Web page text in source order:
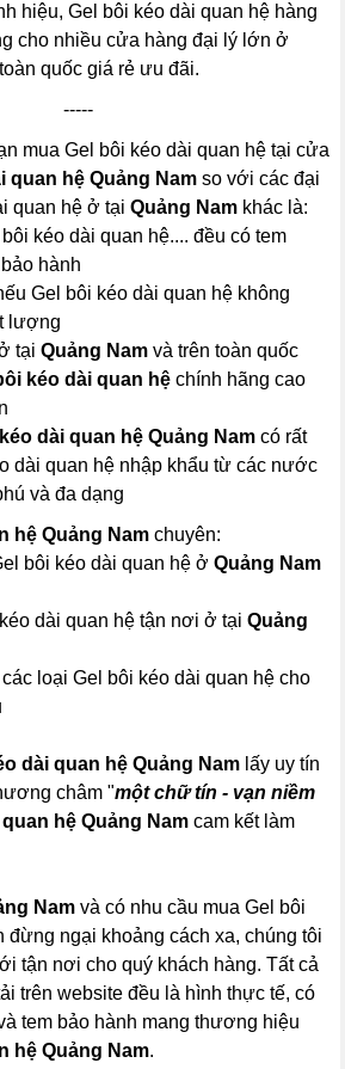
hiệu, Gel bôi kéo dài quan hệ hàng
cho nhiều cửa hàng đại lý lớn ở
quốc giá rẻ ưu đãi.
-----
mua Gel bôi kéo dài quan hệ tại cửa
quan hệ Quảng Nam so với các đại
quan hệ ở tạiQuảng Nam khác là:
kéo dài quan hệ.... đều có tem
hành
Gel bôi kéo dài quan hệ không
lượng
tạiQuảng Nam và trên toàn quốc
kéo dài quan hệ chính hãng cao
dài quan hệ Quảng Nam có rất
dài quan hệ nhập khẩu từ các nước
và đa dạng
hệ Quảng Namchuyên:
bôi kéo dài quan hệ ởQuảng Nam
dài quan hệ tận nơi ở tạiQuảng
loại Gel bôi kéo dài quan hệ cho
dài quan hệ Quảng Nam lấy uy tín
châm "một chữ tín - vạn niềm
hệ Quảng Nam cam kết làm
Nam và có nhu cầu mua Gel bôi
đừng ngại khoảng cách xa, chúng tôi
tận nơi cho quý khách hàng. Tất cả
trên website đều là hình thực tế, có
tem bảo hành mang thương hiệu
hệ Quảng Nam.